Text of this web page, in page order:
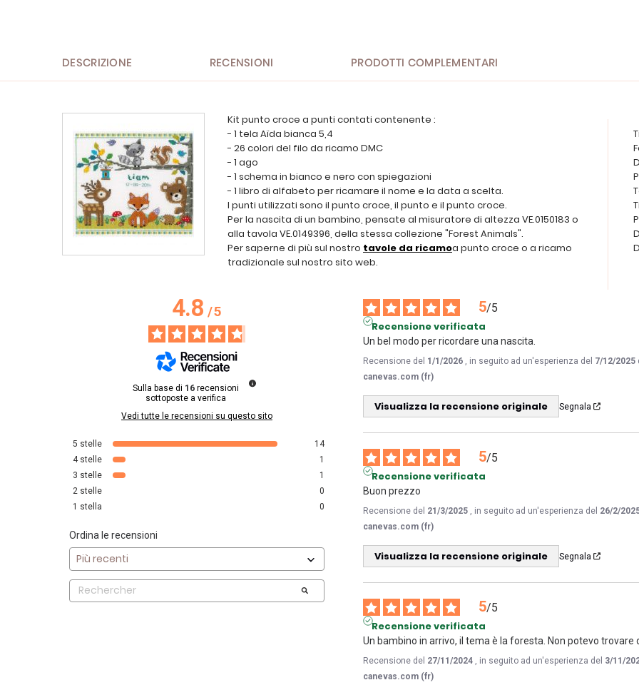
immagini
DESCRIZIONE RECENSIONI PRODOTTI COMPLEMENTARI
Kit punto croce a punti contati contenente :
- 1 tela Aïda bianca 5,4
- 26 colori del filo da ricamo DMC
- 1 ago
- 1 schema in bianco e nero con spiegazioni
- 1 libro di alfabeto per ricamare il nome e la data a scelta.
I punti utilizzati sono il punto croce, il punto e il punto croce.
Per la nascita di un bambino, pensate al misuratore di altezza VE.0150183 o
alla tavola VE.0149396, della stessa collezione "Forest Animals".
Per saperne di più sul nostro tavole da ricamoa punto croce o a ricamo
tradizionale sul nostro sito web.
4.8/5
Sulla base di 16 recensioni
sottoposte a verifica
Vedi tutte le recensioni su questo sito
5 stelle
14
4 stelle
1
3 stelle
1
2 stelle
0
1 stella 0
Ordina le recensioni
5/5
Recensione verificata
Un bel modo per ricordare una nascita.
Recensione del 1/1/2026 , in seguito ad un'esperienza del 7/12/2025
canevas.com (fr)
Visualizza la recensione originale Segnala
5/5
Recensione verificata
Buon prezzo
Recensione del 21/3/2025 , in seguito ad un'esperienza del 26/2/
canevas.com (fr)
Visualizza la recensione originale Segnala
5/5
Recensione verificata
Un bambino in arrivo, il tema è la foresta. Non potevo
Recensione del 27/11/2024 , in seguito ad un'esperienza del 3/11/
canevas.com (fr)